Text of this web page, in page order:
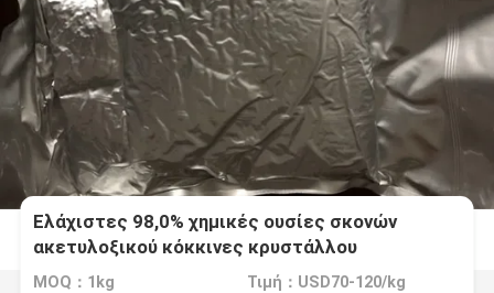
Ελάχιστες 98,0% χημικές ουσίες σκονών
ακετυλοξικού κόκκινες κρυστάλλου
καθαρότητας σιδηρικές
MOQ：1kg Τιμή：USD70-120/kg